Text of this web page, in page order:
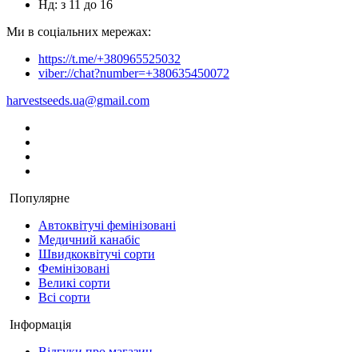
Нд: з 11 до 16
Ми в соціальних мережах:
https://t.me/+380965525032
viber://chat?number=+380635450072
harvestseeds.ua@gmail.com
Популярне
Автоквітучі фемінізовані
Медичний канабіс
Швидкоквітучі сорти
Фемінізовані
Великі сорти
Всі сорти
Інформація